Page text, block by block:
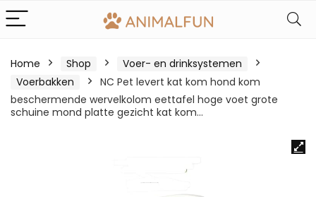
Home Shop
Voer- en drinksystemen
Voerbakken
NC Pet levert kat kom hond kom
beschermende wervelkolom eettafel hoge voet grote
schuine mond platte gezicht kat kom…